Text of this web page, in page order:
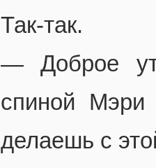
Так-так.
— Доброе
спиной
делаешь с